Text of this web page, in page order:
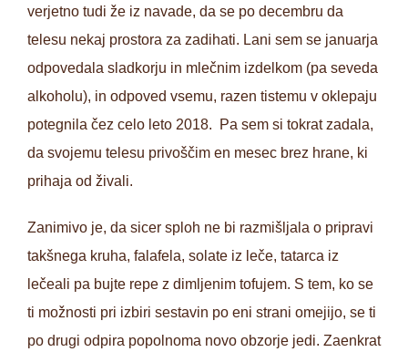
verjetno tudi že iz navade, da se po decembru da
telesu nekaj prostora za zadihati. Lani sem se januarja
odpovedala sladkorju in mlečnim izdelkom (pa seveda
alkoholu), in odpoved vsemu, razen tistemu v oklepaju
potegnila čez celo leto 2018. Pa sem si tokrat zadala,
da svojemu telesu privoščim en mesec brez hrane, ki
prihaja od živali.
Zanimivo je, da sicer sploh ne bi razmišljala o pripravi
takšnega kruha, falafela, solate iz leče, tatarca iz
lečeali pa bujte repe z dimljenim tofujem. S tem, ko se
ti možnosti pri izbiri sestavin po eni strani omejijo, se ti
po drugi odpira popolnoma novo obzorje jedi. Zaenkrat